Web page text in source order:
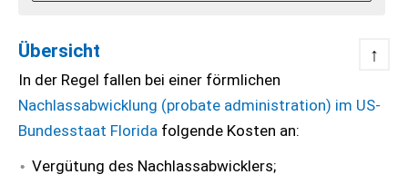
Übersicht ↑
In der Regel fallen bei einer förmlichen
Nachlassabwicklung (probate administration) im US-
Bundesstaat Florida folgende Kosten an:
Vergütung des Nachlassabwicklers;